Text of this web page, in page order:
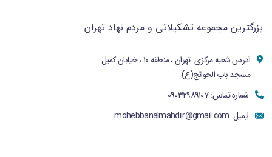
بزرگترین مجموعه تشکیلاتی و مردم نهاد تهران
آدرس شعبه مرکزی: تهران ، منطقه ۱۰ ، خیابان کمیل
مسجد باب الحوائج(ع)
شماره تماس: ۰۹۰۳۲۹۸۹۱۰۷
ایمیل: mohebbanalmahdiir@gmail.com